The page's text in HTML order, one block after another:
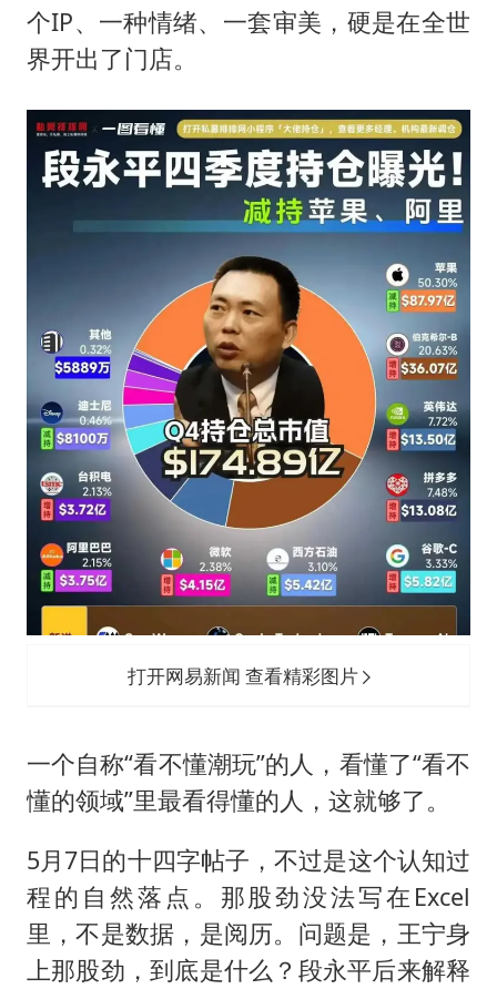
个IP、一种情绪、一套审美，硬是在全世
界开出了门店。
打开网易新闻 查看精彩图片
一个自称“看不懂潮玩”的人，看懂了“看不
懂的领域”里最看得懂的人，这就够了。
5月7日的十四字帖子，不过是这个认知过
程的自然落点。那股劲没法写在Excel
里，不是数据，是阅历。问题是，王宁身
上那股劲，到底是什么？段永平后来解释